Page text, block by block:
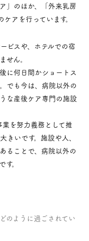
」のほか、「外来乳房
アを行っています。
ビスや、ホテルでの宿
ん。
に何日間かショートス
でも今は、病院以外の
な産後ケア専門の施設
を努力義務として推
いです。施設や人、
ることで、病院以外の
。
のように過ごされてい